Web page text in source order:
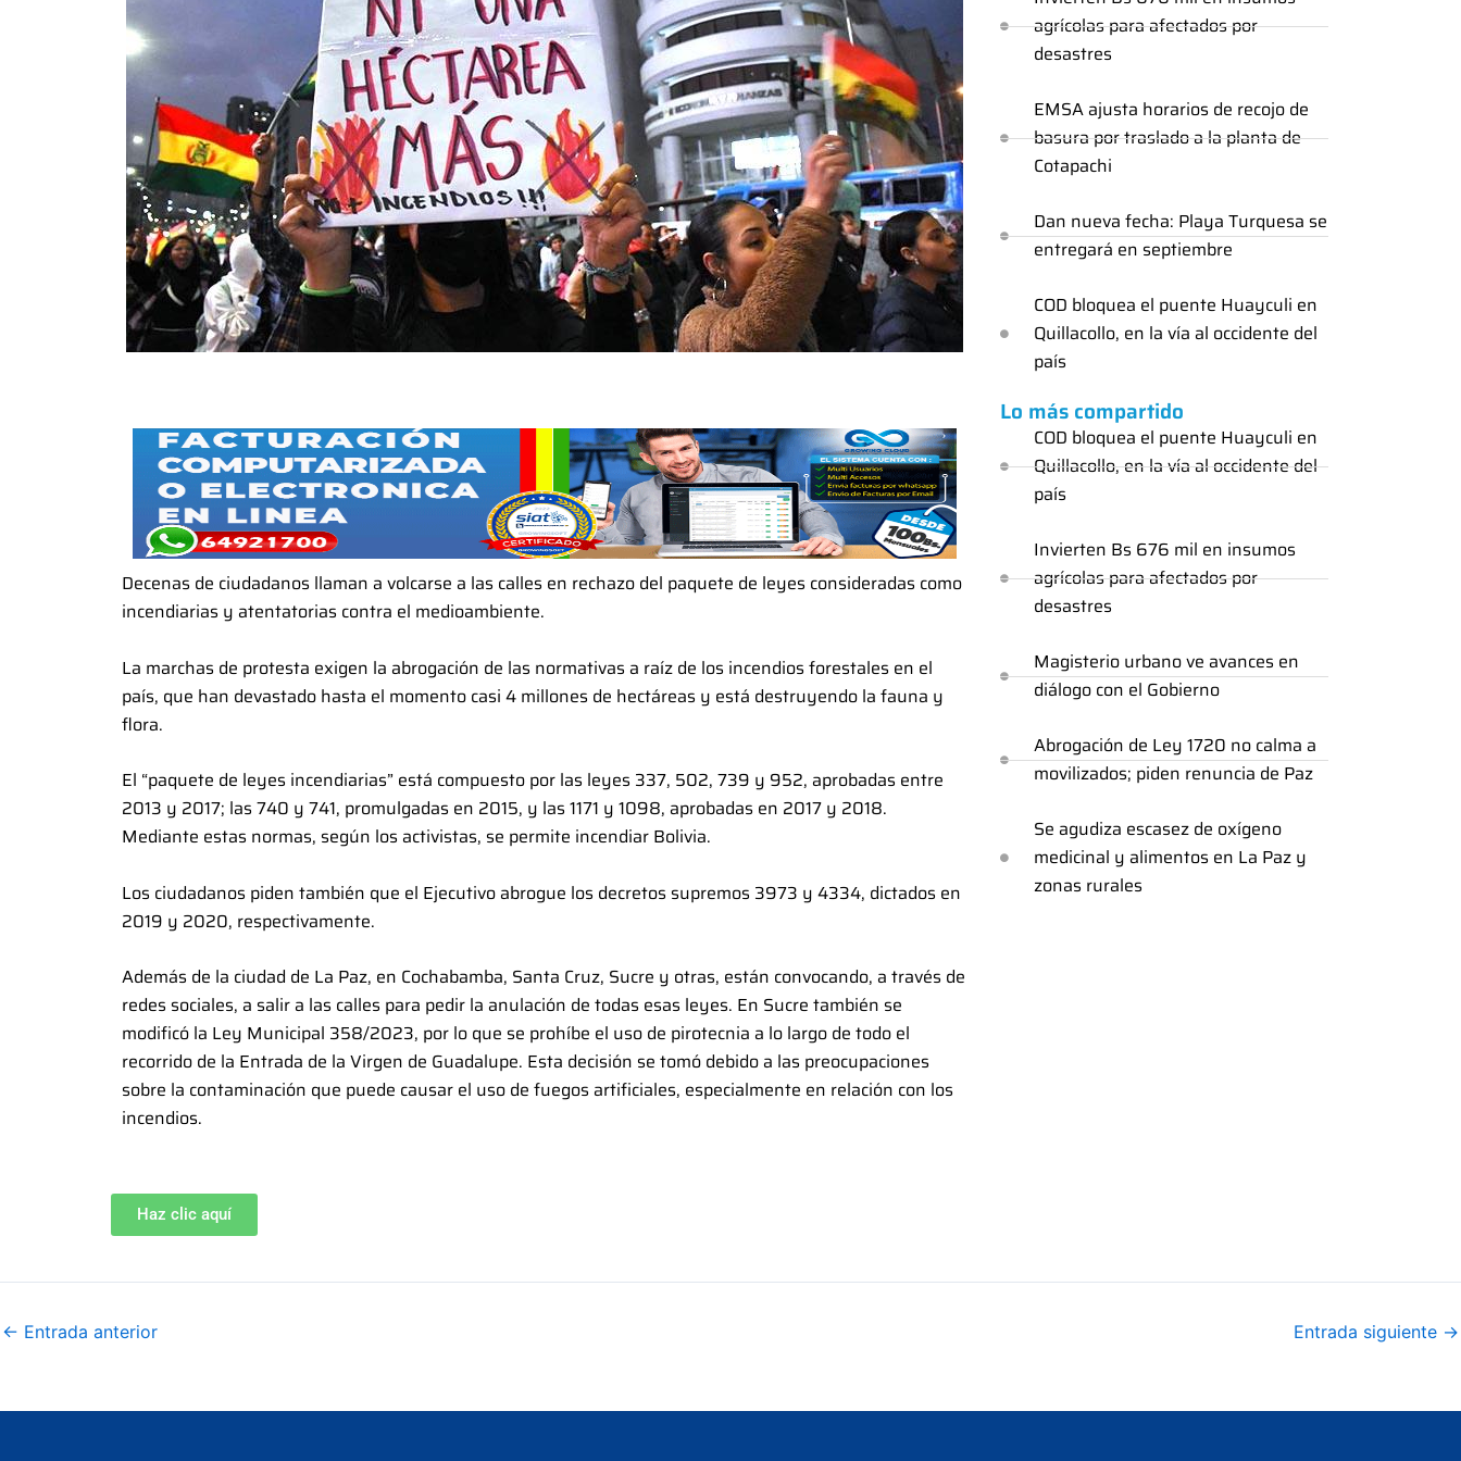
Decenas de ciudadanos llaman a volcarse a las calles en rechazo del paquete de leyes consideradas como
incendiarias y atentatorias contra el medioambiente.
La marchas de protesta exigen la abrogación de las normativas a raíz de los incendios forestales en el
país, que han devastado hasta el momento casi 4 millones de hectáreas y está destruyendo la fauna y
flora.
El “paquete de leyes incendiarias” está compuesto por las leyes 337, 502, 739 y 952, aprobadas entre
2013 y 2017; las 740 y 741, promulgadas en 2015, y las 1171 y 1098, aprobadas en 2017 y 2018.
Mediante estas normas, según los activistas, se permite incendiar Bolivia.
Los ciudadanos piden también que el Ejecutivo abrogue los decretos supremos 3973 y 4334, dictados en
2019 y 2020, respectivamente.
Además de la ciudad de La Paz, en Cochabamba, Santa Cruz, Sucre y otras, están convocando, a través de
redes sociales, a salir a las calles para pedir la anulación de todas esas leyes. En Sucre también se
modificó la Ley Municipal 358/2023, por lo que se prohíbe el uso de pirotecnia a lo largo de todo el
recorrido de la Entrada de la Virgen de Guadalupe. Esta decisión se tomó debido a las preocupaciones
sobre la contaminación que puede causar el uso de fuegos artificiales, especialmente en relación con los
incendios.
agrícolas para afectados por
desastres
EMSA ajusta horarios de recojo de
basura por traslado a la planta de
Cotapachi
Dan nueva fecha: Playa Turquesa se
entregará en septiembre
COD bloquea el puente Huayculi en
Quillacollo, en la vía al occidente del
país
Lo más compartido
COD bloquea el puente Huayculi en
Quillacollo, en la vía al occidente del
país
Invierten Bs 676 mil en insumos
agrícolas para afectados por
desastres
Magisterio urbano ve avances en
diálogo con el Gobierno
Abrogación de Ley 1720 no calma a
movilizados; piden renuncia de Paz
Se agudiza escasez de oxígeno
medicinal y alimentos en La Paz y
zonas rurales
Haz clic aquí
← Entrada anterior Entrada siguiente →